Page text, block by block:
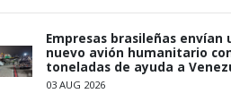
Empresas brasileñas envían
nuevo avión humanitario
toneladas de ayuda a
03 AUG 2026